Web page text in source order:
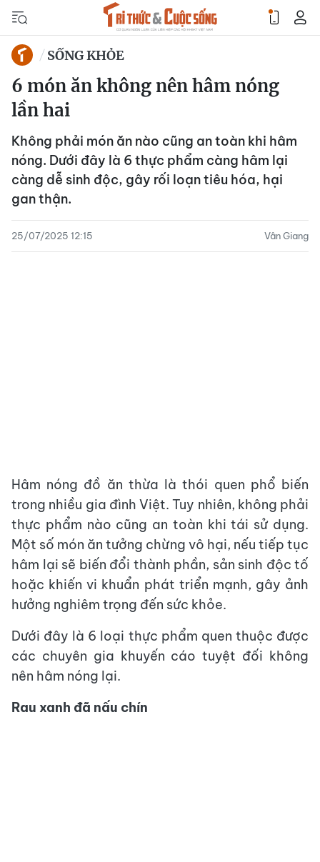
SỐNG KHỎE
6 món ăn không nên hâm nóng
lần hai
Không phải món ăn nào cũng an toàn khi hâm
nóng. Dưới đây là 6 thực phẩm càng hâm lại
càng dễ sinh độc, gây rối loạn tiêu hóa, hại
gan thận.
25/07/2025 12:15 Vân Giang
Hâm nóng đồ ăn thừa là thói quen phổ biến
trong nhiều gia đình Việt. Tuy nhiên, không phải
thực phẩm nào cũng an toàn khi tái sử dụng.
Một số món ăn tưởng chừng vô hại, nếu tiếp tục
hâm lại sẽ biến đổi thành phần, sản sinh độc tố
hoặc khiến vi khuẩn phát triển mạnh, gây ảnh
hưởng nghiêm trọng đến sức khỏe.
Dưới đây là 6 loại thực phẩm quen thuộc được
các chuyên gia khuyến cáo tuyệt đối không
nên hâm nóng lại.
Rau xanh đã nấu chín